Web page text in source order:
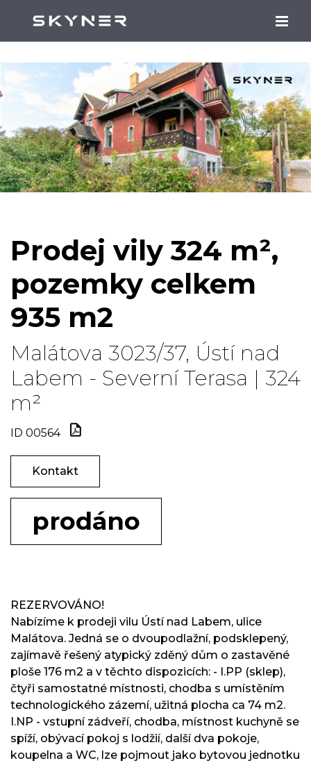
Prodej vily 324 m²,
pozemky celkem
935 m2
Malátova 3023/37, Ústí nad
Labem - Severní Terasa | 324
m²
ID 00564
Kontakt
prodáno
REZERVOVÁNO!
Nabízíme k prodeji vilu Ústí nad Labem, ulice
Malátova. Jedná se o dvoupodlažní, podsklepený,
zajímavě řešený atypický zděný dům o zastavěné
ploše 176 m2 a v těchto dispozicích: - I.PP (sklep),
čtyři samostatné místnosti, chodba s umístěním
technologického zázemí, užitná plocha ca 74 m2.
I.NP - vstupní zádveří, chodba, místnost kuchyně se
spíží, obývací pokoj s lodžií, další dva pokoje,
koupelna a WC, lze pojmout jako bytovou jednotku